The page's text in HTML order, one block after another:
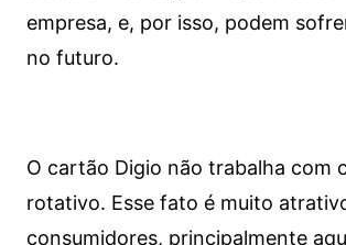
empresa, e, por isso, podem
no futuro.
O cartão Digio não trabalha com
rotativo. Esse fato é muito
consumidores, principalmente